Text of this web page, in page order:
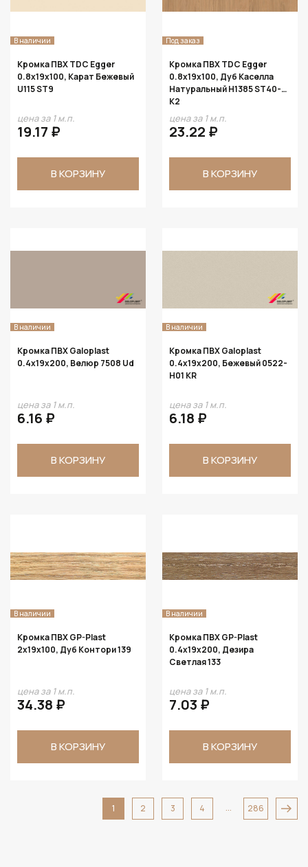
В наличии
Кромка ПВХ TDC Egger
0.8х19х100, Карат Бежевый
U115 ST9
цена за 1 м.п.
19.17 ₽
В КОРЗИНУ
Под заказ
Кромка ПВХ TDC Egger
0.8х19х100, Дуб Каселла
Натуральный H1385 ST40-
K2
цена за 1 м.п.
23.22 ₽
В КОРЗИНУ
В наличии
Кромка ПВХ Galoplast
0.4х19х200, Велюр 7508 Ud
цена за 1 м.п.
6.16 ₽
В КОРЗИНУ
В наличии
Кромка ПВХ Galoplast
0.4х19х200, Бежевый 0522-
H01 KR
цена за 1 м.п.
6.18 ₽
В КОРЗИНУ
В наличии
Кромка ПВХ GP-Plast
2х19х100, Дуб Контори 139
цена за 1 м.п.
34.38 ₽
В КОРЗИНУ
В наличии
Кромка ПВХ GP-Plast
0.4х19х200, Дезира
Светлая 133
цена за 1 м.п.
7.03 ₽
В КОРЗИНУ
1 2 3 4 ... 286